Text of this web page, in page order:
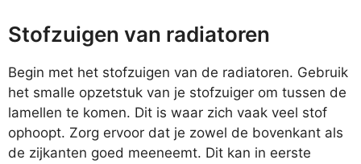
Stofzuigen van radiatoren
Begin met het stofzuigen van de radiatoren. Gebruik
het smalle opzetstuk van je stofzuiger om tussen de
lamellen te komen. Dit is waar zich vaak veel stof
ophoopt. Zorg ervoor dat je zowel de bovenkant als
de zijkanten goed meeneemt. Dit kan in eerste